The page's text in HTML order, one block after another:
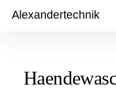
überspringen
Alexandertechnik